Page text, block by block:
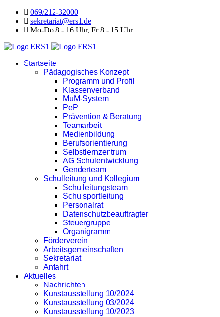
069/212-32000
sekretariat@ers1.de
Mo-Do 8 - 16 Uhr, Fr 8 - 15 Uhr
Startseite
Pädagogisches Konzept
Programm und Profil
Klassenverband
MuM-System
PeP
Prävention & Beratung
Teamarbeit
Medienbildung
Berufsorientierung
Selbstlernzentrum
AG Schulentwicklung
Genderteam
Schulleitung und Kollegium
Schulleitungsteam
Schulsportleitung
Personalrat
Datenschutzbeauftragter
Steuergruppe
Organigramm
Förderverein
Arbeitsgemeinschaften
Sekretariat
Anfahrt
Aktuelles
Nachrichten
Kunstausstellung 10/2024
Kunstausstellung 03/2024
Kunstausstellung 10/2023